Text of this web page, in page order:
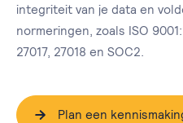
integriteit van je data en
normeringen, zoals ISO
27017, 27018 en SOC2.
Plan een